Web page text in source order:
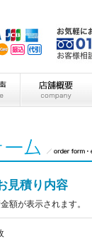
見積り内容
額が表示されます。